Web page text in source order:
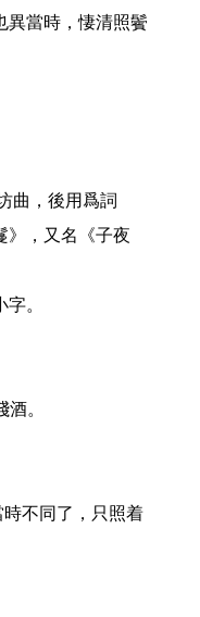
異當時，悽清照鬢
》，又名《子夜
。
。
不同了，只照着